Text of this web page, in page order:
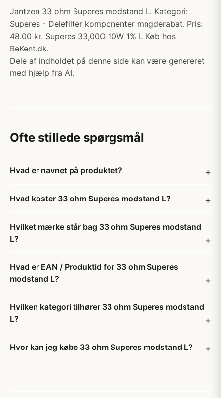
Jantzen 33 ohm Superes modstand L. Kategori:
Superes - Delefilter komponenter mngderabat. Pris:
48.00 kr. Superes 33,00Ω 10W 1% L Køb hos
BeKent.dk.
Dele af indholdet på denne side kan være genereret
med hjælp fra AI.
Ofte stillede spørgsmål
Hvad er navnet på produktet?
Hvad koster 33 ohm Superes modstand L?
Hvilket mærke står bag 33 ohm Superes modstand
L?
Hvad er EAN / Produktid for 33 ohm Superes
modstand L?
Hvilken kategori tilhører 33 ohm Superes modstand
L?
Hvor kan jeg købe 33 ohm Superes modstand L?